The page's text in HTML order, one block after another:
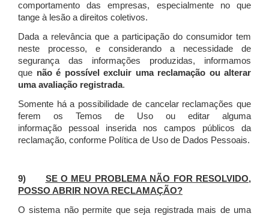
comportamento das empresas, especialmente no que
tange à lesão a direitos coletivos.
Dada a relevância que a participação do consumidor tem
neste processo, e considerando a necessidade de
segurança das informações produzidas, informamos
que não é possível excluir uma reclamação ou alterar
uma avaliação registrada.
Somente há a possibilidade de cancelar reclamações que
ferem os Temos de Uso ou editar alguma
informação pessoal inserida nos campos públicos da
reclamação, conforme Política de Uso de Dados Pessoais.
9) SE O MEU PROBLEMA NÃO FOR RESOLVIDO,
POSSO ABRIR NOVA RECLAMAÇÃO?
O sistema não permite que seja registrada mais de uma